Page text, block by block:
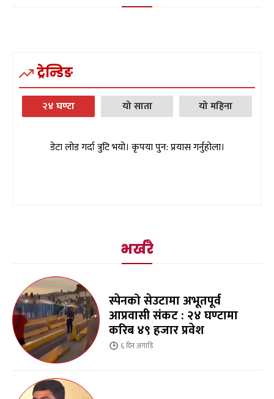
ट्रेन्डिङ
२४ घण्टा यो साता यो महिना
डेटा लोड गर्दा त्रुटि भयो। कृपया पुन: प्रयास गर्नुहोला।
भर्खरै
स्पेनको सेउटामा अभूतपूर्व
आप्रवासी संकट : २४ घण्टामा
करिब ४९ हजार प्रवेश
६ दिनअगाडि